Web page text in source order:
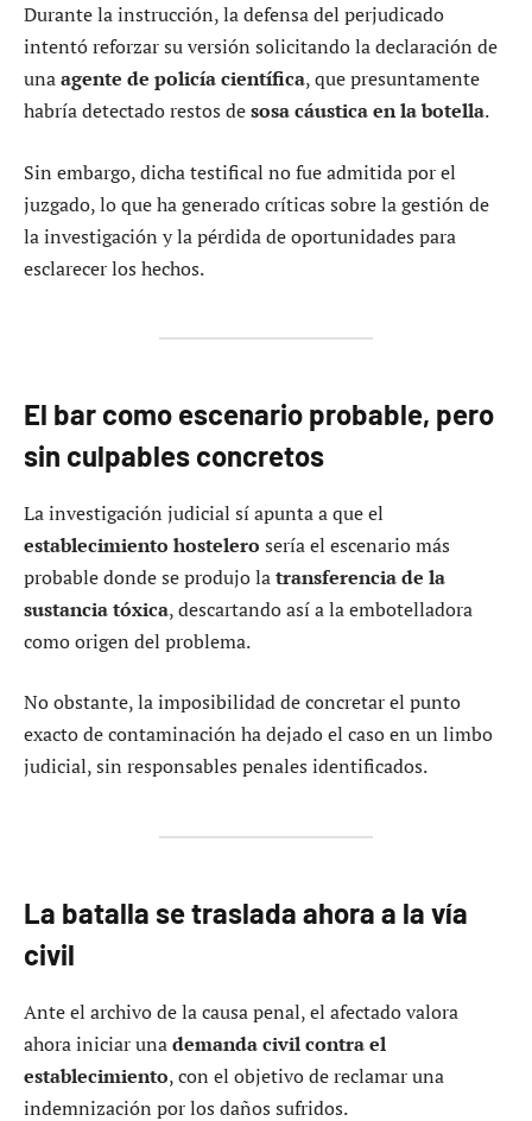
Durante la instrucción, la defensa del perjudicado
intentó reforzar su versión solicitando la declaración de
unaagente de policía científica, que presuntamente
habría detectado restos desosa cáustica en la botella.
Sin embargo, dicha testifical no fue admitida por el
juzgado, lo que ha generado críticas sobre la gestión de
la investigación y la pérdida de oportunidades para
esclarecer los hechos.
El bar como escenario probable, pero
sin culpables concretos
La investigación judicial sí apunta a que el
establecimiento hostelero sería el escenario más
probable donde se produjo latransferencia de la
sustancia tóxica, descartando así a la embotelladora
como origen del problema.
No obstante, la imposibilidad de concretar el punto
exacto de contaminación ha dejado el caso en un limbo
judicial, sin responsables penales identificados.
La batalla se traslada ahora a la vía
civil
Ante el archivo de la causa penal, el afectado valora
ahora iniciar unademanda civil contra el
establecimiento, con el objetivo de reclamar una
indemnización por los daños sufridos.